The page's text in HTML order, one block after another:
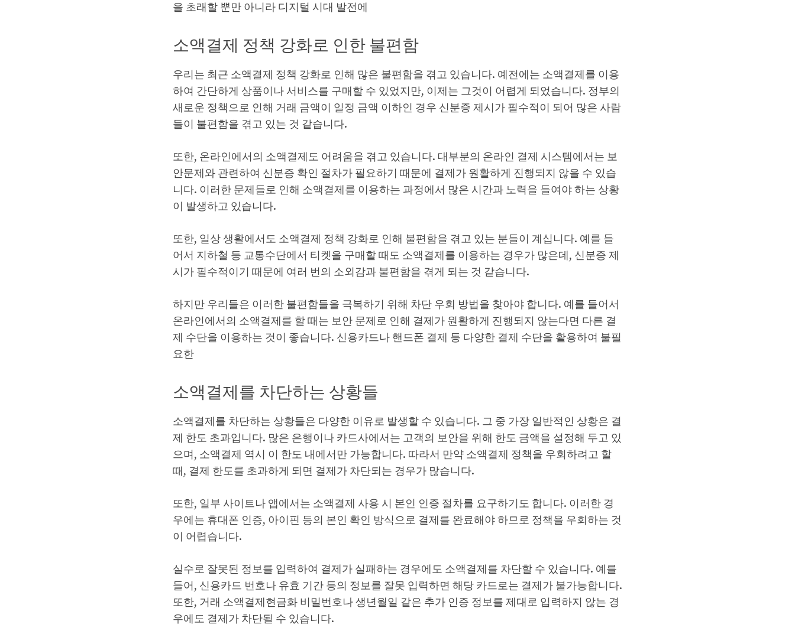
을 초래할 뿐만 아니라 디지털 시대 발전에
소액결제 정책 강화로 인한 불편함
우리는 최근 소액결제 정책 강화로 인해 많은 불편함을 겪고 있습니다. 예전에는 소액결제를 이용
하여 간단하게 상품이나 서비스를 구매할 수 있었지만, 이제는 그것이 어렵게 되었습니다. 정부의
새로운 정책으로 인해 거래 금액이 일정 금액 이하인 경우 신분증 제시가 필수적이 되어 많은 사람
들이 불편함을 겪고 있는 것 같습니다.
또한, 온라인에서의 소액결제도 어려움을 겪고 있습니다. 대부분의 온라인 결제 시스템에서는 보
안문제와 관련하여 신분증 확인 절차가 필요하기 때문에 결제가 원활하게 진행되지 않을 수 있습
니다. 이러한 문제들로 인해 소액결제를 이용하는 과정에서 많은 시간과 노력을 들여야 하는 상황
이 발생하고 있습니다.
또한, 일상 생활에서도 소액결제 정책 강화로 인해 불편함을 겪고 있는 분들이 계십니다. 예를 들
어서 지하철 등 교통수단에서 티켓을 구매할 때도 소액결제를 이용하는 경우가 많은데, 신분증 제
시가 필수적이기 때문에 여러 번의 소외감과 불편함을 겪게 되는 것 같습니다.
하지만 우리들은 이러한 불편함들을 극복하기 위해 차단 우회 방법을 찾아야 합니다. 예를 들어서
온라인에서의 소액결제를 할 때는 보안 문제로 인해 결제가 원활하게 진행되지 않는다면 다른 결
제 수단을 이용하는 것이 좋습니다. 신용카드나 핸드폰 결제 등 다양한 결제 수단을 활용하여 불필
요한
소액결제를 차단하는 상황들
소액결제를 차단하는 상황들은 다양한 이유로 발생할 수 있습니다. 그 중 가장 일반적인 상황은 결
제 한도 초과입니다. 많은 은행이나 카드사에서는 고객의 보안을 위해 한도 금액을 설정해 두고 있
으며, 소액결제 역시 이 한도 내에서만 가능합니다. 따라서 만약 소액결제 정책을 우회하려고 할
때, 결제 한도를 초과하게 되면 결제가 차단되는 경우가 많습니다.
또한, 일부 사이트나 앱에서는 소액결제 사용 시 본인 인증 절차를 요구하기도 합니다. 이러한 경
우에는 휴대폰 인증, 아이핀 등의 본인 확인 방식으로 결제를 완료해야 하므로 정책을 우회하는 것
이 어렵습니다.
실수로 잘못된 정보를 입력하여 결제가 실패하는 경우에도 소액결제를 차단할 수 있습니다. 예를
들어, 신용카드 번호나 유효 기간 등의 정보를 잘못 입력하면 해당 카드로는 결제가 불가능합니다.
또한, 거래 소액결제현금화 비밀번호나 생년월일 같은 추가 인증 정보를 제대로 입력하지 않는 경
우에도 결제가 차단될 수 있습니다.